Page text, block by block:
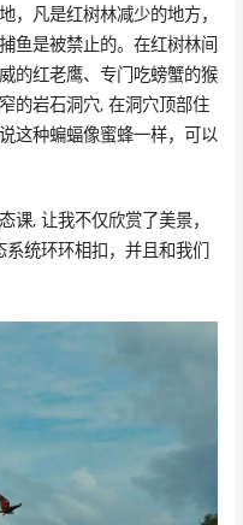
，凡是红树林减少的地方，
鱼是被禁止的。在红树林间
的红老鹰、专门吃螃蟹的猴
的岩石洞穴, 在洞穴顶部住
这种蝙蝠像蜜蜂一样，可以
课, 让我不仅欣赏了美景，
统环环相扣，并且和我们